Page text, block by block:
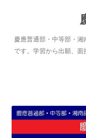
へ
ス
キ
慶應普通部・中等部・
です。学習から出願、